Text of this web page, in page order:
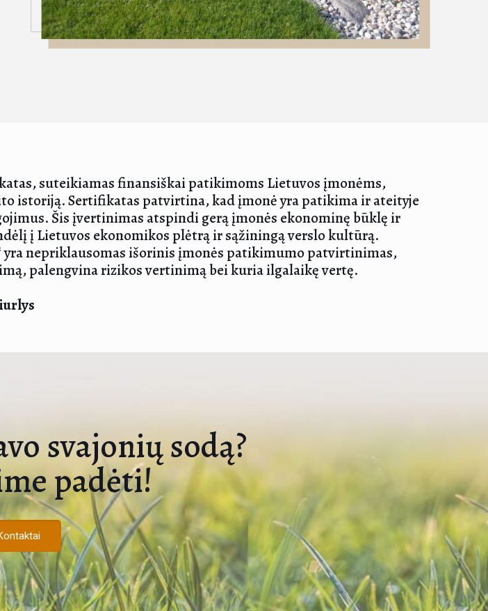
suteikiamas finansiškai patikimoms Lietuvos įmonėms,
istoriją. Sertifikatas patvirtina, kad įmonė yra patikima ir ateityje
Šis įvertinimas atspindi gerą įmonės ekonominę būklę ir
į Lietuvos ekonomikos plėtrą ir sąžiningą verslo kultūrą.
yra nepriklausomas išorinis įmonės patikimumo patvirtinimas,
palengvina rizikos vertinimą bei kuria ilgalaikę vertę.
svajonių sodą?
padėti!